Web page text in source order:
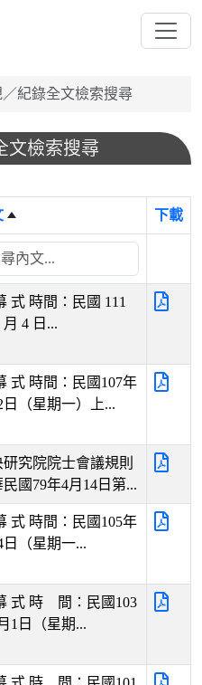
／紀錄全文檢索搜尋
文檢索搜尋
下載
式 時間：民國 111
月 4 日...
式 時間：民國107年
日（星期一）上...
研究院院士會議規則
民國79年4月14日第...
式 時間：民國105年
日（星期一...
式 時 間：民國103
1日（星期...